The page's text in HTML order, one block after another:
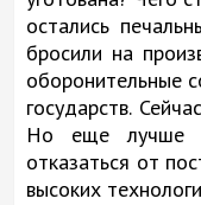
остались
бросили на
оборонительные
государств.
Но еще лучше
отказаться от
высоких